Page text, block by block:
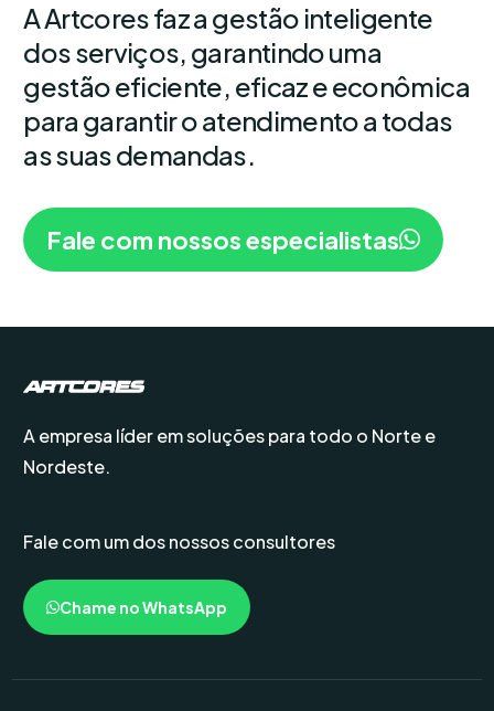
A Artcores faz a gestão inteligente
dos serviços, garantindo uma
gestão eficiente, eficaz e econômica
para garantir o atendimento a todas
as suas demandas.
Fale com nossos especialistas
A empresa líder em soluções para todo o Norte e
Nordeste.
Fale com um dos nossos consultores
Chame no WhatsApp